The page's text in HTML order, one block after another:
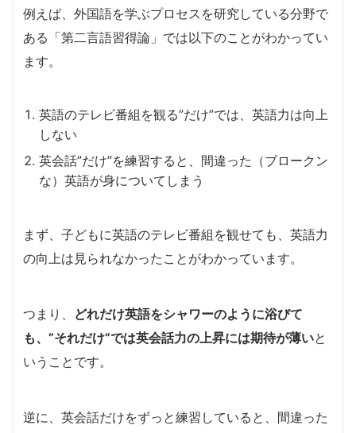
例えば、外国語を学ぶプロセスを研究している分野で
ある「第二言語習得論」では以下のことがわかってい
ます。
英語のテレビ番組を観る”だけ”では、英語力は向上
しない
英会話”だけ”を練習すると、間違った（ブロークン
な）英語が身についてしまう
まず、子どもに英語のテレビ番組を観せても、英語力
の向上は見られなかったことがわかっています。
つまり、 どれだけ英語をシャワーのように浴びて
も、”それだけ”では英会話力の上昇には期待が薄いと
いうことです。
逆に、英会話だけをずっと練習していると、間違った